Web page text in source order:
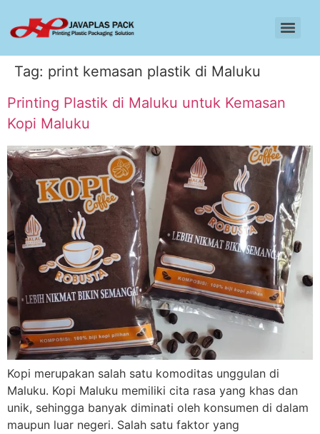
Tag: print kemasan plastik di Maluku
Printing Plastik di Maluku untuk Kemasan
Kopi Maluku
Kopi merupakan salah satu komoditas unggulan di
Maluku. Kopi Maluku memiliki cita rasa yang khas dan
unik, sehingga banyak diminati oleh konsumen di dalam
maupun luar negeri. Salah satu faktor yang